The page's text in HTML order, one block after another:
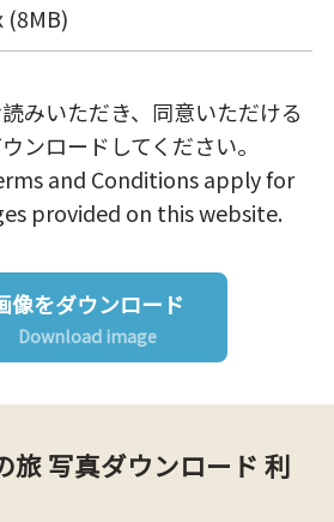
みいただき、同意いただける
ンロードしてください。
and Conditions apply for
provided on this website.
像をダウンロード
Download image
旅 写真ダウンロード 利